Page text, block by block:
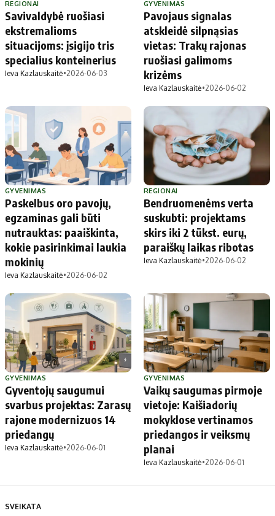
REGIONAI
Savivaldybė ruošiasi
ekstremalioms
situacijoms: įsigijo tris
specialius konteinerius
Ieva Kazlauskaitė•2026-06-03
GYVENIMAS
Pavojaus signalas
atskleidė silpnąsias
vietas: Trakų rajonas
ruošiasi galimoms
krizėms
Ieva Kazlauskaitė•2026-06-02
GYVENIMAS
Paskelbus oro pavojų,
egzaminas gali būti
nutrauktas: paaiškinta,
kokie pasirinkimai laukia
mokinių
Ieva Kazlauskaitė•2026-06-02
REGIONAI
Bendruomenėms verta
suskubti: projektams
skirs iki 2 tūkst. eurų,
paraiškų laikas ribotas
Ieva Kazlauskaitė•2026-06-02
GYVENIMAS
Gyventojų saugumui
svarbus projektas: Zarasų
rajone modernizuos 14
priedangų
Ieva Kazlauskaitė•2026-06-01
GYVENIMAS
Vaikų saugumas pirmoje
vietoje: Kaišiadorių
mokyklose vertinamos
priedangos ir veiksmų
planai
Ieva Kazlauskaitė•2026-06-01
SVEIKATA